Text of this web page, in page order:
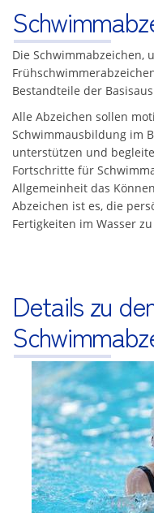
Die Schwimmabzeichen,
Bestandteile der
Alle Abzeichen sollen
Schwimmausbildung im
unterstützen und
Fortschritte für
Allgemeinheit das
Abzeichen ist es, die
Fertigkeiten im Wasser
Details zu